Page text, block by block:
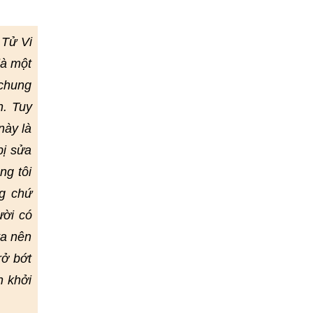
Vi
một
Tuy
là
sửa
tôi
chứ
có
nên
bớt
khởi